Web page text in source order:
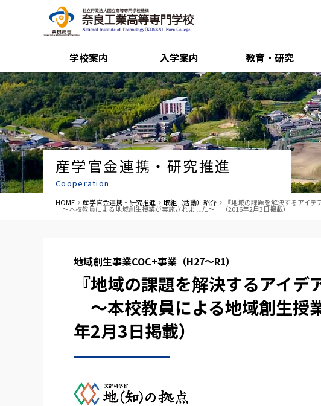
学校案内 入学案内 教育・研究
産学官金連携・研究推進
Cooperation
HOME 産学官金連携・研究推進 取組（活動）紹介 『地域の課題を解決するアイデ
～本校教員による地域創生授業が実施されました～ （2016年2月3日掲載）
地域創生事業COC+事業（H27～R1）
『地域の課題を解決するアイデ
～本校教員による地域創生
年2月3日掲載）